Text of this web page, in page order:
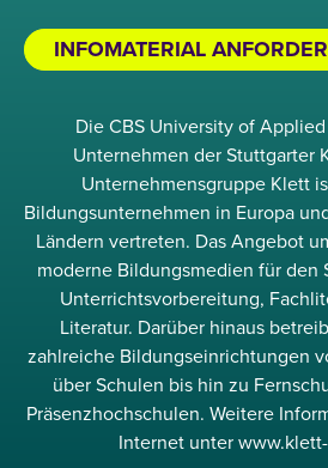
INFOMATERIAL
Die CBS University of
Unternehmen der Stuttgarter
Unternehmensgruppe Klett
Bildungsunternehmen in Europa
Ländern vertreten. Das Angebot
moderne Bildungsmedien für den
Unterrichtsvorbereitung,
Literatur. Darüber hinaus
zahlreiche Bildungseinrichtungen
über Schulen bis hin zu
Präsenzhochschulen. Weitere
Internet unter